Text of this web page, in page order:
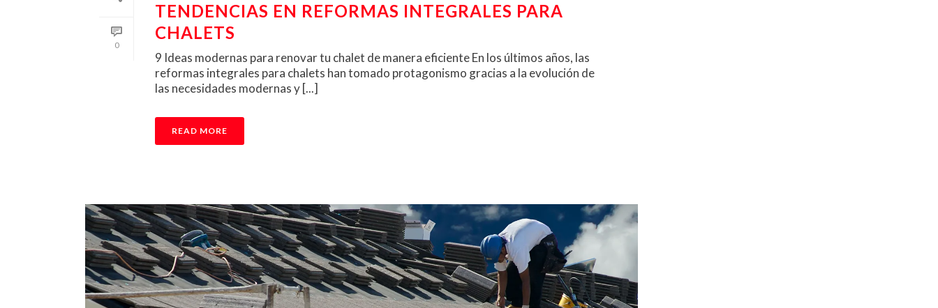
0
TENDENCIAS EN REFORMAS INTEGRALES PARA
CHALETS
9 Ideas modernas para renovar tu chalet de manera eficiente En los últimos años, las
reformas integrales para chalets han tomado protagonismo gracias a la evolución de
las necesidades modernas y [...]
READ MORE